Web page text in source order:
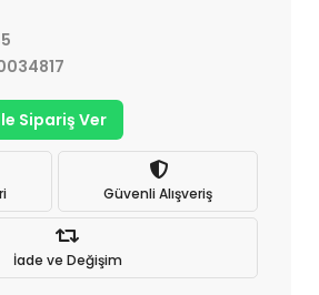
Sipariş Ver
Güvenli Alışveriş
İade ve Değişim